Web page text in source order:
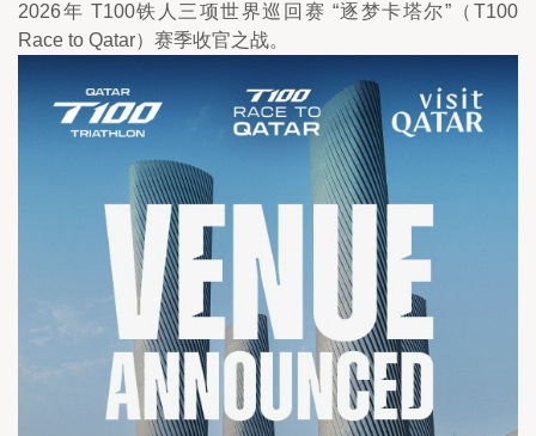
2026年 T100铁人三项世界巡回赛 “逐梦卡塔尔”（T100
Race to Qatar）赛季收官之战。